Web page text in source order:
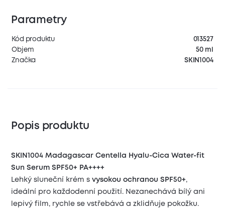
Parametry
Kód produktu
013527
Objem
50 ml
Značka
SKIN1004
Popis produktu
SKIN1004 Madagascar Centella Hyalu-Cica Water-fit
Sun Serum SPF50+ PA++++
Lehký sluneční krém svysokou ochranou SPF50+,
ideální pro každodenní použití. Nezanechává bílý ani
lepivý film, rychle se vstřebává a zklidňuje pokožku.